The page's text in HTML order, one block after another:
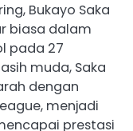
Bukayo Saka
biasa dalam
pada 27
muda, Saka
dengan
menjadi
prestasi